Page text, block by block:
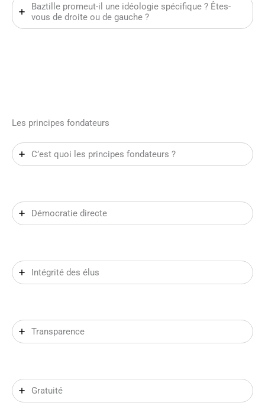
Baztille promeut-il une idéologie spécifique ? Êtes-
vous de droite ou de gauche ?
Les principes fondateurs
C’est quoi les principes fondateurs ?
Démocratie directe
Intégrité des élus
Transparence
Gratuité